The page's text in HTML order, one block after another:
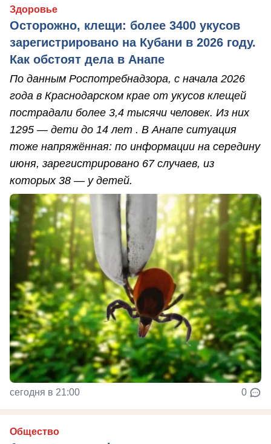
Здоровье
Осторожно, клещи: более 3400 укусов
зарегистрировано на Кубани в 2026 году.
Как обстоят дела в Анапе
По данным Роспотребнадзора, с начала 2026
года в Краснодарском крае от укусов клещей
пострадали более 3,4 тысячи человек. Из них
1295 — дети до 14 лет . В Анапе ситуация
тоже напряжённая: по информации на середину
июня, зарегистрировано 67 случаев, из
которых 38 — у детей.
сегодня в 21:00 0
Общество